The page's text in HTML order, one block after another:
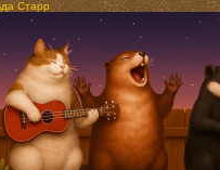
Старр